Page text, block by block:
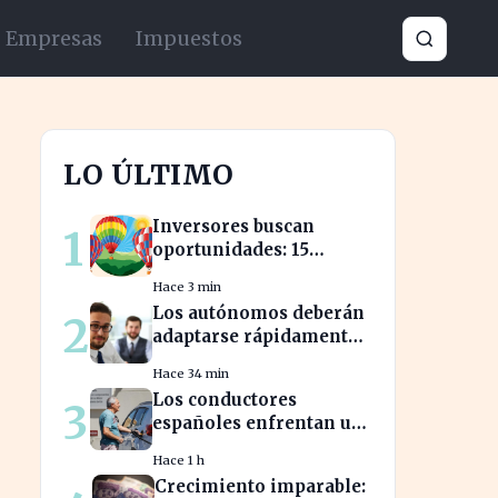
Empresas Impuestos
LO ÚLTIMO
1
Inversores buscan
oportunidades: 15
aprovechar el auge
bursátil
Hace 3 min
2
Los autónomos deberán
adaptarse rápidamente
beneficios en sus
nóminas
Hace 34 min
3
Los conductores
españoles enfrentan un
precios de gasolina
desde marzo
Hace 1 h
Crecimiento imparable: